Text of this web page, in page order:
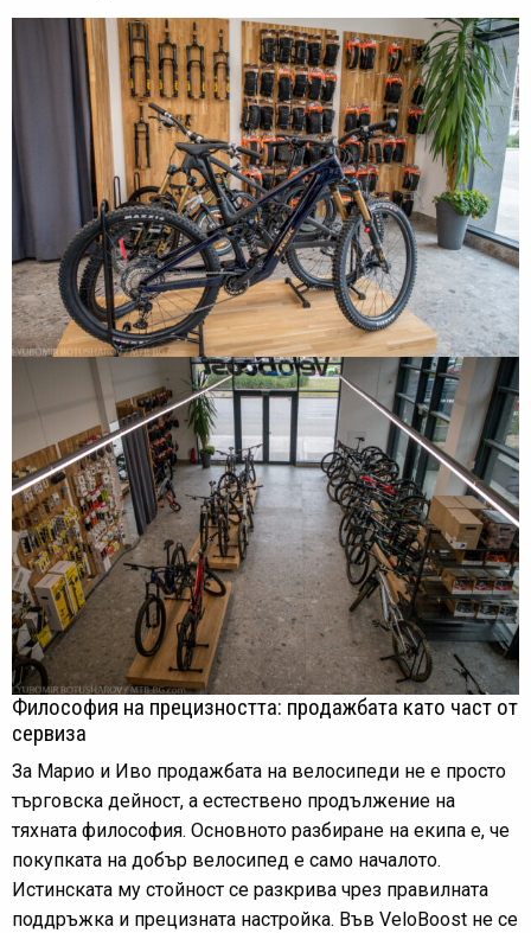
Философия на прецизността: продажбата като част от
сервиза
За Марио и Иво продажбата на велосипеди не е просто
търговска дейност, а естествено продължение на
тяхната философия. Основното разбиране на екипа е, че
покупката на добър велосипед е само началото.
Истинската му стойност се разкрива чрез правилната
поддръжка и прецизната настройка. Във VeloBoost не се